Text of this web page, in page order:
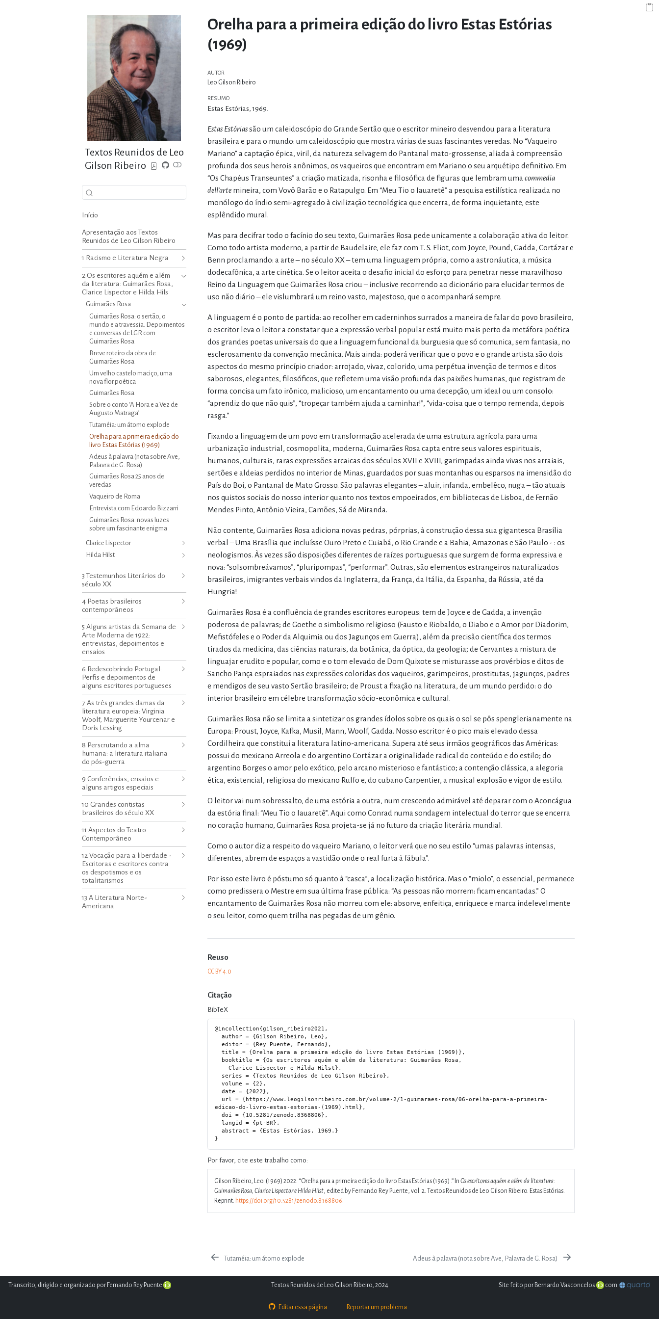
Textos Reunidos de Leo
Gilson Ribeiro
Início
Apresentação aos Textos
Reunidos de Leo Gilson Ribeiro
1 Racismo e Literatura Negra
2 Os escritores aquém e além
da literatura: Guimarães Rosa,
Clarice Lispector e Hilda Hils
Guimarães Rosa
Guimarães Rosa: o sertão, o
mundo e a travessia. Depoimentos
e conversas de LGR com
Guimarães Rosa
Breve roteiro da obra de
Guimarães Rosa
Um velho castelo maciço, uma
nova flor poética
Guimarães Rosa
Sobre o conto ‘A Hora e a Vez de
Augusto Matraga’
Tutaméia: um átomo explode
Orelha para a primeira edição do
livro Estas Estórias (1969)
Adeus à palavra (nota sobre Ave,
Palavra de G. Rosa)
Guimarães Rosa 25 anos de
veredas
Vaqueiro de Roma
Entrevista com Edoardo Bizzarri
Guimarães Rosa: novas luzes
sobre um fascinante enigma
Clarice Lispector
Hilda Hilst
3 Testemunhos Literários do
século XX
4 Poetas brasileiros
contemporâneos
5 Alguns artistas da Semana de
Arte Moderna de 1922:
entrevistas, depoimentos e
ensaios
6 Redescobrindo Portugal:
Perfis e depoimentos de
alguns escritores portugueses
7 As três grandes damas da
literatura europeia: Virginia
Woolf, Marguerite Yourcenar e
Doris Lessing
8 Perscrutando a alma
humana: a literatura italiana
do pós-guerra
9 Conferências, ensaios e
alguns artigos especiais
10 Grandes contistas
brasileiros do século XX
11 Aspectos do Teatro
Contemporâneo
12 Vocação para a liberdade -
Escritoras e escritores contra
os despotismos e os
totalitarismos
13 A Literatura Norte-
Americana
Orelha para a primeira edição do livro Estas Estórias
(1969)
AUTOR
Leo Gilson Ribeiro
RESUMO
Estas Estórias, 1969.
Estas Estóriassão um caleidoscópio do Grande Sertão que o escritor mineiro desvendou para a literatura
brasileira e para o mundo: um caleidoscópio que mostra várias de suas fascinantes veredas. No “Vaqueiro
Mariano” a captação épica, viril, da natureza selvagem do Pantanal mato-grossense, aliada à compreensão
profunda dos seus herois anônimos, os vaqueiros que encontram em Mariano o seu arquétipo definitivo. Em
“Os Chapéus Transeuntes” a criação matizada, risonha e filosófica de figuras que lembram uma commedia
dell’artemineira, com Vovô Barão e o Ratapulgo. Em “Meu Tio o Iauaretê” a pesquisa estilística realizada no
monólogo do índio semi-agregado à civilização tecnológica que encerra, de forma inquietante, este
esplêndido mural.
Mas para decifrar todo o facínio do seu texto, Guimarães Rosa pede unicamente a colaboração ativa do leitor.
Como todo artista moderno, a partir de Baudelaire, ele faz com T. S. Eliot, com Joyce, Pound, Gadda, Cortázar e
Benn proclamando: a arte – no século XX – tem uma linguagem própria, como a astronáutica, a música
dodecafônica, a arte cinética. Se o leitor aceita o desafio inicial do esforço para penetrar nesse maravilhoso
Reino da Linguagem que Guimarães Rosa criou – inclusive recorrendo ao dicionário para elucidar termos de
uso não diário – ele vislumbrará um reino vasto, majestoso, que o acompanhará sempre.
A linguagem é o ponto de partida: ao recolher em caderninhos surrados a maneira de falar do povo brasileiro,
o escritor leva o leitor a constatar que a expressão verbal popular está muito mais perto da metáfora poética
dos grandes poetas universais do que a linguagem funcional da burguesia que só comunica, sem fantasia, no
esclerosamento da convenção mecânica. Mais ainda: poderá verificar que o povo e o grande artista são dois
aspectos do mesmo princípio criador: arrojado, vivaz, colorido, uma perpétua invenção de termos e ditos
saborosos, elegantes, filosóficos, que refletem uma visão profunda das paixões humanas, que registram de
forma concisa um fato irônico, malicioso, um encantamento ou uma decepção, um ideal ou um consolo:
“aprendiz do que não quis”, “tropeçar também ajuda a caminhar!”, “vida-coisa que o tempo remenda, depois
rasga.”
Fixando a linguagem de um povo em transformação acelerada de uma estrutura agrícola para uma
urbanização industrial, cosmopolita, moderna, Guimarães Rosa capta entre seus valores espirituais,
humanos, culturais, raras expressões arcaicas dos séculos XVII e XVIII, garimpadas ainda vivas nos arraiais,
sertões e aldeias perdidos no interior de Minas, guardados por suas montanhas ou esparsos na imensidão do
País do Boi, o Pantanal de Mato Grosso. São palavras elegantes – aluir, infanda, embelêco, nuga – tão atuais
nos quistos sociais do nosso interior quanto nos textos empoeirados, em bibliotecas de Lisboa, de Fernão
Mendes Pinto, Antônio Vieira, Camões, Sá de Miranda.
Não contente, Guimarães Rosa adiciona novas pedras, pórprias, à construção dessa sua gigantesca Brasília
verbal – Uma Brasília que incluísse Ouro Preto e Cuiabá, o Rio Grande e a Bahia, Amazonas e São Paulo - : os
neologismos. Às vezes são disposições diferentes de raízes portuguesas que surgem de forma expressiva e
nova: “solsombreávamos”, “pluripompas”, “performar”. Outras, são elementos estrangeiros naturalizados
brasileiros, imigrantes verbais vindos da Inglaterra, da França, da Itália, da Espanha, da Rússia, até da
Hungria!
Guimarães Rosa é a confluência de grandes escritores europeus: tem de Joyce e de Gadda, a invenção
poderosa de palavras; de Goethe o simbolismo religioso (Fausto e Riobaldo, o Diabo e o Amor por Diadorim,
Mefistófeles e o Poder da Alquimia ou dos Jagunços em Guerra), além da precisão científica dos termos
tirados da medicina, das ciências naturais, da botânica, da óptica, da geologia; de Cervantes a mistura de
linguajar erudito e popular, como e o tom elevado de Dom Quixote se misturasse aos provérbios e ditos de
Sancho Pança espraiados nas expressões coloridas dos vaqueiros, garimpeiros, prostitutas, jagunços, padres
e mendigos de seu vasto Sertão brasileiro; de Proust a fixação na literatura, de um mundo perdido: o do
interior brasileiro em célebre transformação sócio-econômica e cultural.
Guimarães Rosa não se limita a sintetizar os grandes ídolos sobre os quais o sol se pôs spenglerianamente na
Europa: Proust, Joyce, Kafka, Musil, Mann, Woolf, Gadda. Nosso escritor é o pico mais elevado dessa
Cordilheira que constitui a literatura latino-americana. Supera até seus irmãos geográficos das Américas:
possui do mexicano Arreola e do argentino Cortázar a originalidade radical do conteúdo e do estilo; do
argentino Borges o amor pelo exótico, pelo arcano misterioso e fantástico; a contenção clássica, a alegoria
ética, existencial, religiosa do mexicano Rulfo e, do cubano Carpentier, a musical explosão e vigor de estilo.
O leitor vai num sobressalto, de uma estória a outra, num crescendo admirável até deparar com o Aconcágua
da estória final: “Meu Tio o Iauaretê”. Aqui como Conrad numa sondagem intelectual do terror que se encerra
no coração humano, Guimarães Rosa projeta-se já no futuro da criação literária mundial.
Como o autor diz a respeito do vaqueiro Mariano, o leitor verá que no seu estilo “umas palavras intensas,
diferentes, abrem de espaços a vastidão onde o real furta à fábula”.
Por isso este livro é póstumo só quanto à “casca”, a localização histórica. Mas o “miolo”, o essencial, permanece
como predissera o Mestre em sua última frase pública: “As pessoas não morrem: ficam encantadas.” O
encantamento de Guimarães Rosa não morreu com ele: absorve, enfeitiça, enriquece e marca indelevelmente
o seu leitor, como quem trilha nas pegadas de um gênio.
Reuso
CC BY 4.0
Citação
BibTeX
@incollection{gilson_ribeiro2021,
  author = {Gilson Ribeiro, Leo},
  editor = {Rey Puente, Fernando},
  title = {Orelha para a primeira edição do livro Estas Estórias (1969)},
    Clarice Lispector e Hilda Hilst},
  volume = {2},
  date = {2022},
edicao-do-livro-estas-estorias-(1969).html},
  doi = {10.5281/zenodo.8368806},
  abstract = {Estas Estórias, 1969.}
Por favor, cite este trabalho como:
Gilson Ribeiro, Leo. (1969) 2022. “Orelha para a primeira edição do livro Estas Estórias (1969) .” InOs escritores aquém e além da literatura:
Guimarães Rosa, Clarice Lispector e Hilda Hilst, edited by Fernando Rey Puente, vol. 2. Textos Reunidos de Leo Gilson Ribeiro. Estas Estórias.
Reprint. https://doi.org/10.5281/zenodo.8368806
Tutaméia: um átomo explode Adeus à palavra (nota sobre Ave, Palavra de G. Rosa)
Transcrito, dirigido e organizado por Fernando Rey Puente Textos Reunidos de Leo Gilson Ribeiro, 2024
Editar essa página Reportar um problema
Site feito por Bernardo Vasconcelos com